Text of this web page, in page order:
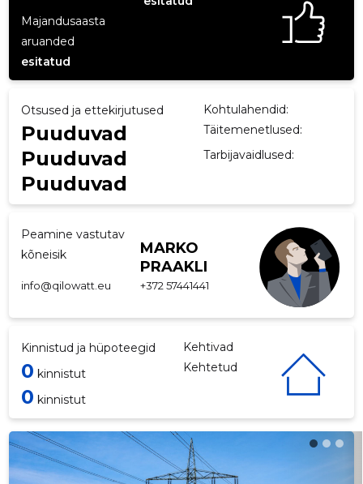
Majandusaasta
aruanded
esitatud
Otsused ja ettekirjutused Kohtulahendid:
Puuduvad Täitemenetlused:
Puuduvad Tarbijavaidlused:
Puuduvad
Peamine vastutav
kõneisik
MARKO
PRAAKLI
info@qilowatt.eu +372 57441441
Kinnistud ja hüpoteegid Kehtivad
0 kinnistut Kehtetud
0 kinnistut